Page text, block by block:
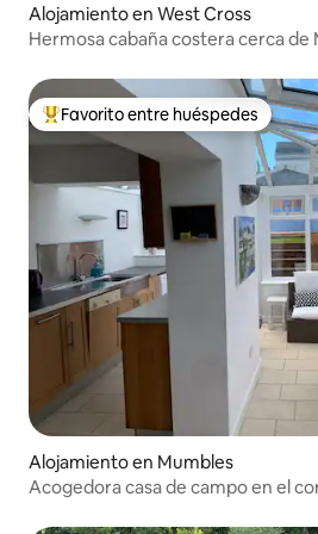
Alojamiento en West Cross
Hermosa cabaña costera cerca de
Favorito entre huéspedes preferido
Favorito entre huéspedes
Alojamiento en Mumbles
Acogedora casa de campo en el